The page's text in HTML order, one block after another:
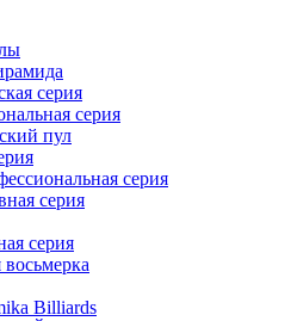
серия
серия
пул
серия
серия
серия
Billiards